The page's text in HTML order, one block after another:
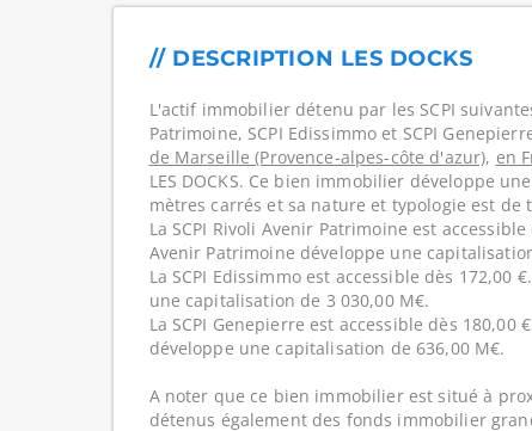
// DESCRIPTION LES DOCKS
L'actif immobilier détenu par les SCPI
Patrimoine, SCPI Edissimmo et SCPI
de Marseille (Provence-alpes-côte d'azur), en
LES DOCKS. Ce bien immobilier développe
mètres carrés et sa nature et typologie est de
La SCPI Rivoli Avenir Patrimoine est accessible
Avenir Patrimoine développe une
La SCPI Edissimmo est accessible dès 172,00
une capitalisation de 3 030,00 M€.
La SCPI Genepierre est accessible dès 180,00
développe une capitalisation de 636,00 M€.
A noter que ce bien immobilier est situé à
détenus également des fonds immobilier